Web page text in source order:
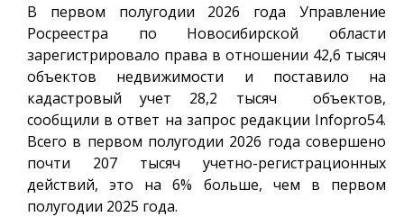
В первом полугодии 2026 года Управление
Росреестра по Новосибирской области
зарегистрировало права в отношении 42,6 тысяч
объектов недвижимости и поставило на
кадастровый учет 28,2 тысяч объектов,
сообщили в ответ на запрос редакции Infopro54.
Всего в первом полугодии 2026 года совершено
почти 207 тысяч учетно-регистрационных
действий, это на 6% больше, чем в первом
полугодии 2025 года.